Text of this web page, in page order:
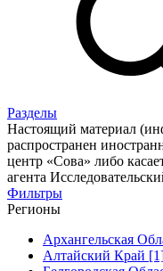
Разделы
Настоящий материал
распространен
центр «Сова» либо
агента
Фильтры
Регионы
Архангельская
Алтайский Край